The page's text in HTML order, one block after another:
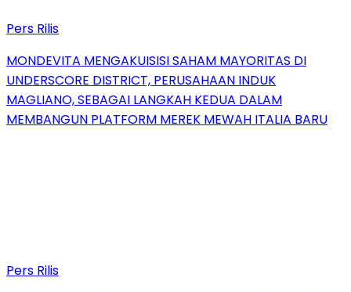
Pers Rilis
MONDEVITA MENGAKUISISI SAHAM MAYORITAS DI
UNDERSCORE DISTRICT, PERUSAHAAN INDUK
MAGLIANO, SEBAGAI LANGKAH KEDUA DALAM
MEMBANGUN PLATFORM MEREK MEWAH ITALIA BARU
Pers Rilis